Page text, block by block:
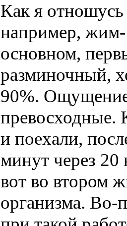
Как я отношусь
например,
основном,
разминочный,
90%. Ощущение
превосходные.
и поехали,
минут через 20
вот во втором
организма. Во-